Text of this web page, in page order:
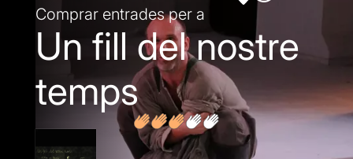
Comprar entrades per a
Un fill del nostre
temps